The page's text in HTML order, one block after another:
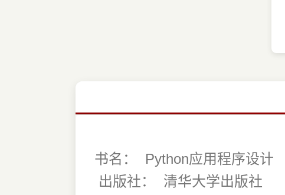
书名：
Python应用程序设计
出版社：
清华大学出版社